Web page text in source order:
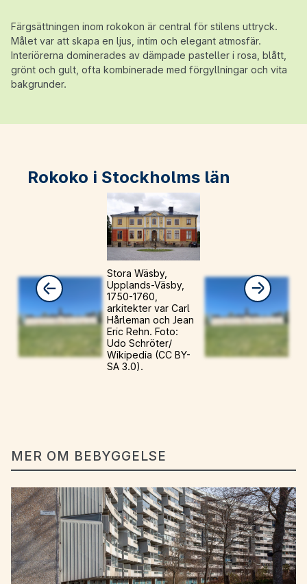
Färgsättningen inom rokokon är central för stilens uttryck.
Målet var att skapa en ljus, intim och elegant atmosfär.
Interiörerna dominerades av dämpade pasteller i rosa, blått,
grönt och gult, ofta kombinerade med förgyllningar och vita
bakgrunder.
Rokoko i Stockholms län
Stora Wäsby,
Upplands-Väsby,
1750-1760,
arkitekter var Carl
Hårleman och Jean
Eric Rehn. Foto:
Udo Schröter/
Wikipedia (CC BY-
SA 3.0).
MER OM BEBYGGELSE